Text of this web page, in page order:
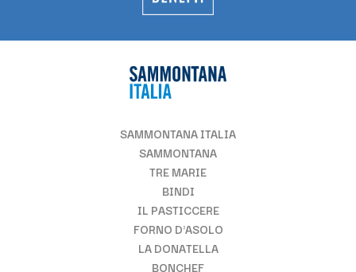
SAMMONTANA ITALIA
SAMMONTANA
TRE MARIE
BINDI
IL PASTICCERE
FORNO D'ASOLO
LA DONATELLA
BONCHEF